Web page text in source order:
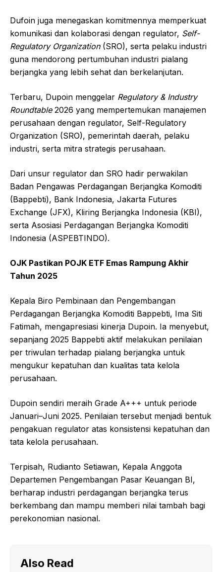
Dufoin juga menegaskan komitmennya memperkuat
komunikasi dan kolaborasi dengan regulator, Self-
Regulatory Organization (SRO), serta pelaku industri
guna mendorong pertumbuhan industri pialang
berjangka yang lebih sehat dan berkelanjutan.
Terbaru, Dupoin menggelar Regulatory & Industry
Roundtable2026 yang mempertemukan manajemen
perusahaan dengan regulator, Self-Regulatory
Organization (SRO), pemerintah daerah, pelaku
industri, serta mitra strategis perusahaan.
Dari unsur regulator dan SRO hadir perwakilan
Badan Pengawas Perdagangan Berjangka Komoditi
(Bappebti), Bank Indonesia, Jakarta Futures
Exchange (JFX), Kliring Berjangka Indonesia (KBI),
serta Asosiasi Perdagangan Berjangka Komoditi
Indonesia (ASPEBTINDO).
OJK Pastikan POJK ETF Emas Rampung Akhir
Tahun 2025
Kepala Biro Pembinaan dan Pengembangan
Perdagangan Berjangka Komoditi Bappebti, Ima Siti
Fatimah, mengapresiasi kinerja Dupoin. Ia menyebut,
sepanjang 2025 Bappebti aktif melakukan penilaian
per triwulan terhadap pialang berjangka untuk
mengukur kepatuhan dan kualitas tata kelola
perusahaan.
Dupoin sendiri meraih Grade A+++ untuk periode
Januari–Juni 2025. Penilaian tersebut menjadi bentuk
pengakuan regulator atas konsistensi kepatuhan dan
tata kelola perusahaan.
Terpisah, Rudianto Setiawan, Kepala Anggota
Departemen Pengembangan Pasar Keuangan BI,
berharap industri perdagangan berjangka terus
berkembang dan mampu memberi nilai tambah bagi
perekonomian nasional.
Also Read